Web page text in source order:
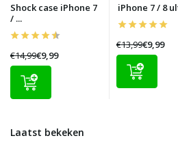
Shock case iPhone 7
/ ...
€14,99€9,99
iPhone 7 / 8
€13,99€9,99
Laatst bekeken